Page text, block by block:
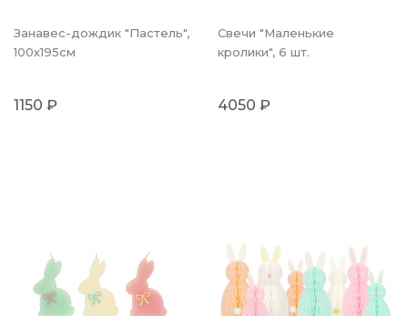
Занавес-дождик "Пастель",
100х195см
1150 ₽
Свечи "Маленькие
кролики", 6 шт.
4050 ₽